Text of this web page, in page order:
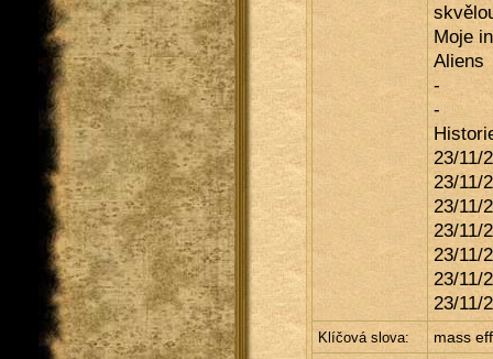
Moje
Aliens
-
-
23/11/
23/11/
23/11/
23/11/
23/11/
23/11/
23/11/
Klíčová slova: mass